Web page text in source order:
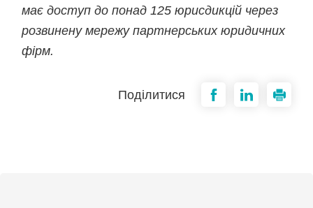
має доступ до понад 125 юрисдикцій через
розвинену мережу партнерських юридичних
фірм.
Поділитися